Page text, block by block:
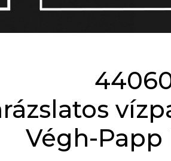
Végh-Papp